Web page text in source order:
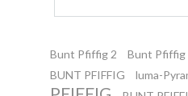
Bunt Pfiffig 2 Bunt Pfiffig
BUNT PFIFFIG
luma-